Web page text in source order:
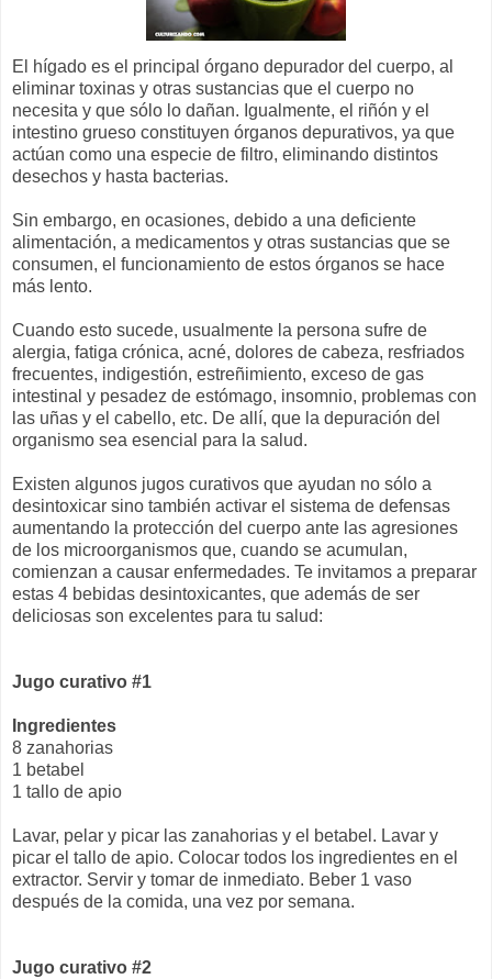
El hígado es el principal órgano depurador del cuerpo, al
eliminar toxinas y otras sustancias que el cuerpo no
necesita y que sólo lo dañan. Igualmente, el riñón y el
intestino grueso constituyen órganos depurativos, ya que
actúan como una especie de filtro, eliminando distintos
desechos y hasta bacterias.
Sin embargo, en ocasiones, debido a una deficiente
alimentación, a medicamentos y otras sustancias que se
consumen, el funcionamiento de estos órganos se hace
más lento.
Cuando esto sucede, usualmente la persona sufre de
alergia, fatiga crónica, acné, dolores de cabeza, resfriados
frecuentes, indigestión, estreñimiento, exceso de gas
intestinal y pesadez de estómago, insomnio, problemas con
las uñas y el cabello, etc. De allí, que la depuración del
organismo sea esencial para la salud.
Existen algunos jugos curativos que ayudan no sólo a
desintoxicar sino también activar el sistema de defensas
aumentando la protección del cuerpo ante las agresiones
de los microorganismos que, cuando se acumulan,
comienzan a causar enfermedades. Te invitamos a preparar
estas 4 bebidas desintoxicantes, que además de ser
deliciosas son excelentes para tu salud:
Jugo curativo #1
Ingredientes
8 zanahorias
1 betabel
1 tallo de apio
Lavar, pelar y picar las zanahorias y el betabel. Lavar y
picar el tallo de apio. Colocar todos los ingredientes en el
extractor. Servir y tomar de inmediato. Beber 1 vaso
después de la comida, una vez por semana.
Jugo curativo #2